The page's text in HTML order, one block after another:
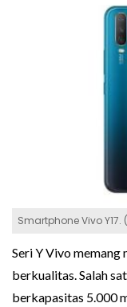
Smartphone Vivo Y17.
Seri Y Vivo
berkualitas. Salah
berkapasitas 5.000